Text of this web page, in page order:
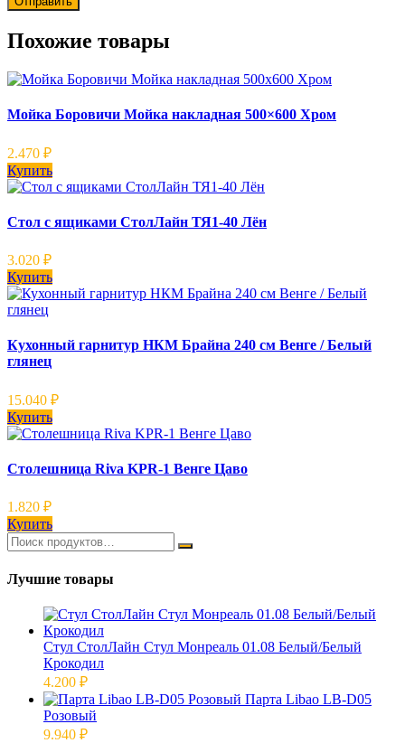
Похожие товары
Мойка Боровичи Мойка накладная 500×600 Хром
2.470 ₽
Купить
Стол с ящиками СтолЛайн ТЯ1-40 Лён
3.020 ₽
Купить
Кухонный гарнитур НКМ Брайна 240 см Венге / Белый
глянец
15.040 ₽
Купить
Столешница Riva KPR-1 Венге Цаво
1.820 ₽
Купить
Лучшие товары
Стул СтолЛайн Стул Монреаль 01.08 Белый/Белый
Крокодил
4.200 ₽
Парта Libao LB-D05
Розовый
9.940 ₽